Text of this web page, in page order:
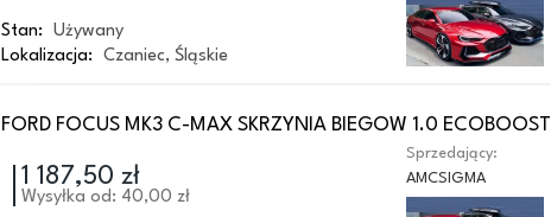
Stan:
Używany
Lokalizacja:
Czaniec, Śląskie
FORD FOCUS MK3 C-MAX SKRZYNIA BIEGOW 1.0 ECOBOOST
1 187,50 zł
Wysyłka od: 40,00 zł
Sprzedający:
AMCSIGMA